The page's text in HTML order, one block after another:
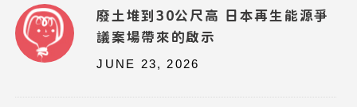
廢土堆到30公尺高 日本再生能源爭
議案場帶來的啟示
JUNE 23, 2026